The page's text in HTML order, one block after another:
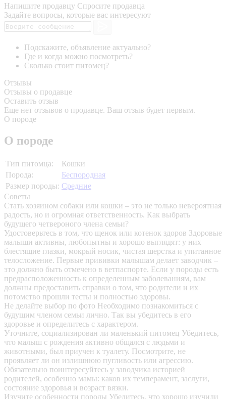
Напишите продавцу Спросите продавца
Задайте вопросы, которые вас интересуют
Подскажите, объявление актуально?
Где и когда можно посмотреть?
Сколько стоит питомец?
Отзывы
Отзывы о продавце
Оставить отзыв
Еще нет отзывов о продавце. Ваш отзыв будет первым.
О породе
О породе
Тип питомца:
Кошки
Порода:
Беспородная
Размер породы: Средние
Советы
Стать хозяином собаки или кошки – это не только невероятная
радость, но и огромная ответственность. Как выбрать
будущего четвероного члена семьи?
Удостоверьтесь в том, что щенок или котенок здоров Здоровые
малыши активны, любопытны и хорошо выглядят: у них
блестящие глазки, мокрый носик, чистая шерстка и упитанное
телосложение. Первые прививки малышам делает заводчик –
это должно быть отмечено в ветпаспорте. Если у породы есть
предрасположенность к определенным заболеваниям, вам
должны предоставить справки о том, что родители и их
потомство прошли тесты и полностью здоровы.
Не делайте выбор по фото Необходимо познакомиться с
будущим членом семьи лично. Так вы убедитесь в его
здоровье и определитесь с характером.
Уточните, социализирован ли маленький питомец Убедитесь,
что малыш с рождения активно общался с людьми и
животными, был приучен к туалету. Посмотрите, не
проявляет ли он излишнюю пугливость или агрессию.
Обязательно поинтересуйтесь у заводчика историей
родителей, особенно мамы: каков их темперамент, заслуги,
состояние здоровья и возраст вязки.
Изучите особенности породы Убедитесь, что хорошо изучили